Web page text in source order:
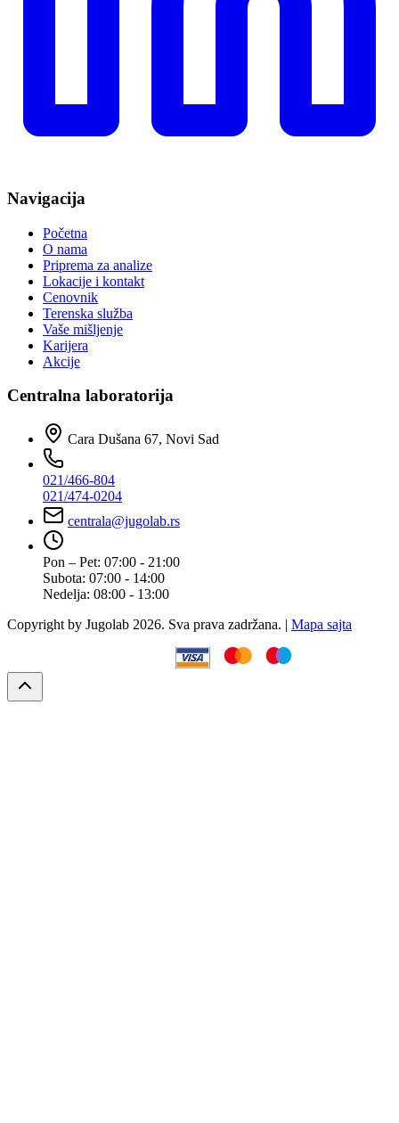
Navigacija
Početna
O nama
Priprema za analize
Lokacije i kontakt
Cenovnik
Terenska služba
Vaše mišljenje
Karijera
Akcije
Centralna laboratorija
Cara Dušana 67, Novi Sad
021/466-804
021/474-0204
centrala@jugolab.rs
Pon – Pet: 07:00 - 21:00
Subota: 07:00 - 14:00
Nedelja: 08:00 - 13:00
Copyright by Jugolab 2026. Sva prava zadržana. | Mapa sajta